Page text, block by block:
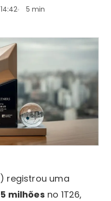
5 min
) registrou uma
milhões no 1T26,